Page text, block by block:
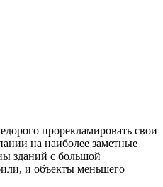
прорекламировать свои
на наиболее заметные
зданий с большой
и объекты меньшего